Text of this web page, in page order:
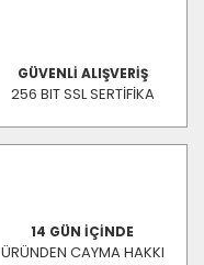
GÜVENLİ ALIŞVERİŞ
256 BIT SSL SERTİFİKA
14 GÜN İÇİNDE
ÜRÜNDEN CAYMA HAKKI